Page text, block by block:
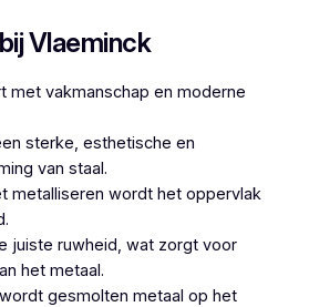
Vlaeminck
met vakmanschap en moderne
sterke, esthetische en
van staal.
metalliseren wordt het oppervlak
juiste ruwheid, wat zorgt voor
het metaal.
gesmolten metaal op het